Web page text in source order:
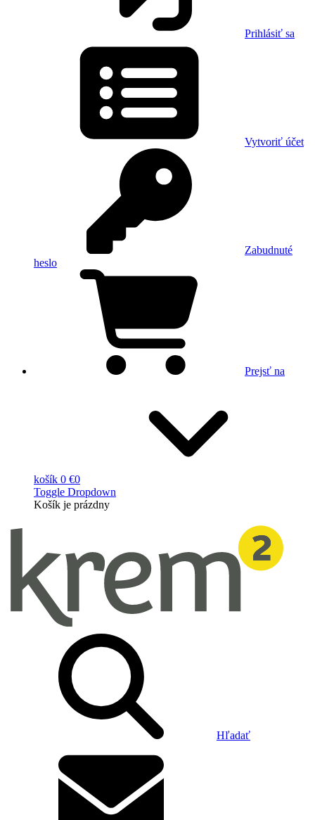
Prihlásiť sa
Vytvoriť účet
Zabudnuté
heslo
Prejsť na
košík 0 €0
Toggle Dropdown
Košík je prázdny
Hľadať